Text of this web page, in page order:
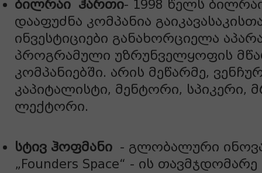
ბილრაი ჰართი- 1998 წელს
დააფუძნა კომპანია
ინვესტიციები განახორციელა
პროგრამული უზრუნველყოფის
კომპანიებში. არის მეწარმე,
კაპიტალისტი, მენტორი, სპიკერი,
ლექტორი.
სტივ ჰოფმანი - გლობალური
„Founders Space“ - ის